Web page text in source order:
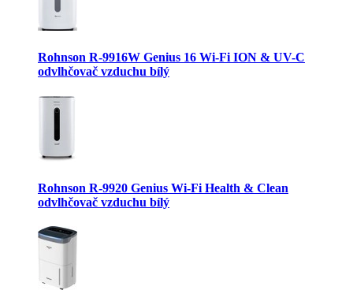
Rohnson R-9916W Genius 16 Wi-Fi ION & UV-C
odvlhčovač vzduchu bílý
Rohnson R-9920 Genius Wi-Fi Health & Clean
odvlhčovač vzduchu bílý